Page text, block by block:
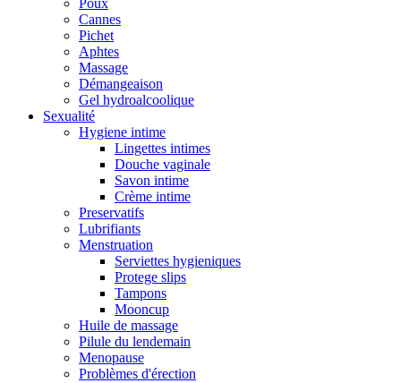
Cannes
Pichet
Aphtes
Massage
Démangeaison
Gel hydroalcoolique
Sexualité
Hygiene intime
Lingettes intimes
Douche vaginale
Savon intime
Crème intime
Preservatifs
Lubrifiants
Menstruation
Serviettes hygieniques
Protege slips
Tampons
Mooncup
Huile de massage
Pilule du lendemain
Menopause
Problèmes d'érection